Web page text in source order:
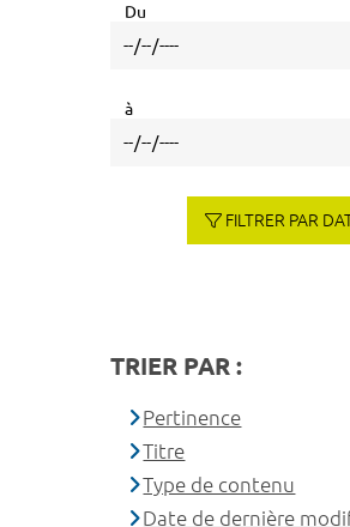
Du
à
FILTRER PAR
TRIER PAR :
Pertinence
Titre
Type de contenu
Date de dernière